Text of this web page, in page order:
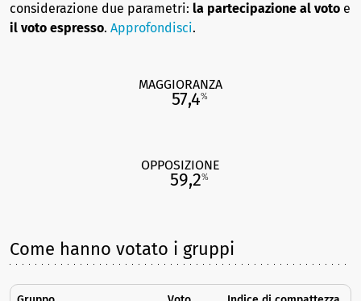
considerazione due parametri: la partecipazione al voto e
il voto espresso. Approfondisci.
MAGGIORANZA
57,4%
OPPOSIZIONE
59,2%
Come hanno votato i gruppi